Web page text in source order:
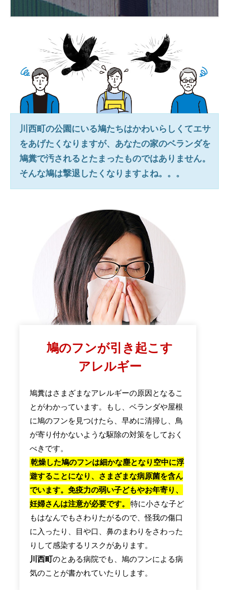
川西町の公園にいる鳩たちはかわいらしくてエサ
をあげたくなりますが、あなたの家のベランダを
鳩糞で汚されるとたまったものではありません。
そんな鳩は撃退したくなりますよね。。。
鳩のフンが引き起こす
アレルギー
鳩糞はさまざまなアレルギーの原因となるこ
とがわかっています。もし、ベランダや屋根
に鳩のフンを見つけたら、早めに清掃し、鳥
が寄り付かないような駆除の対策をしておく
べきです。
乾燥した鳩のフンは細かな塵となり空中に浮
遊することになり、さまざまな病原菌を含ん
でいます。免疫力の弱い子どもやお年寄り、
妊婦さんは注意が必要です。
特に小さな子ど
もはなんでもさわりたがるので、怪我の傷口
に入ったり、目や口、鼻のまわりをさわった
りして感染するリスクがあります。
川西町のとある病院でも、鳩のフンによる病
気のことが書かれていたりします。